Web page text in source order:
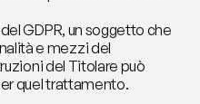
GDPR, un soggetto che
e mezzi del
del Titolare può
quel trattamento.